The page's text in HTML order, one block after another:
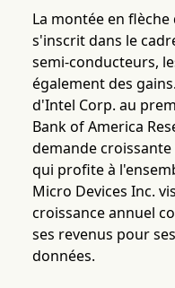
La montée en
s'inscrit dans le
semi-conducteurs,
également des
d'Intel Corp. au
Bank of America
demande
qui profite à
Micro Devices Inc.
croissance annuel
ses revenus pour
données.